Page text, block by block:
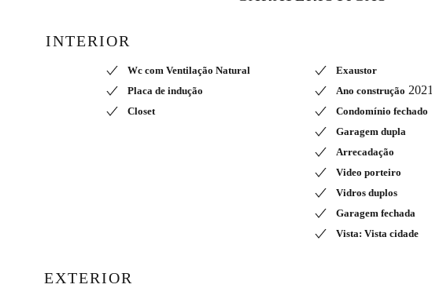
INTERIOR
Wc com Ventilação Natural
Placa de indução
Closet
Exaustor
Ano construção 2021
Condomínio fechado
Garagem dupla
Arrecadação
Video porteiro
Vidros duplos
Garagem fechada
Vista: Vista cidade
EXTERIOR